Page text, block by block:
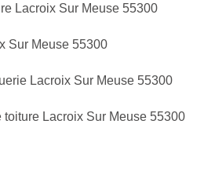
Lacroix Sur Meuse 55300
Sur Meuse 55300
Lacroix Sur Meuse 55300
toiture Lacroix Sur Meuse 55300